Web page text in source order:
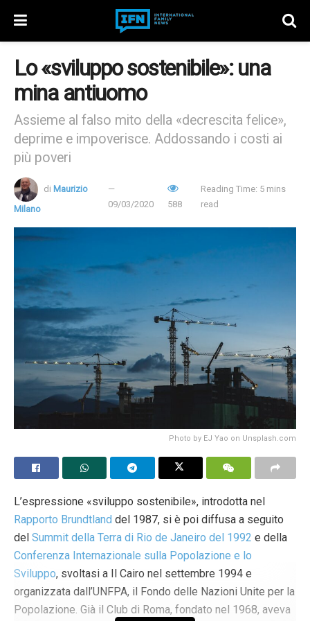
Lo «sviluppo sostenibile»: una
mina antiuomo
Assieme al falso mito della «decrescita felice»,
deprime e impoverisce. Addossando i costi ai
più poveri
di Maurizio
Milano
09/03/2020 588
Reading Time: 5 mins
read
Photo by EJ Yao on Unsplash.com
L’espressione «sviluppo sostenibile», introdotta nel
Rapporto Brundtland del 1987, si è poi diffusa a seguito
del Summit della Terra di Rio de Janeiro del 1992 e della
Conferenza Internazionale sulla Popolazione e lo
Sviluppo, svoltasi a Il Cairo nel settembre 1994 e
organizzata dall’UNFPA, il Fondo delle Nazioni Unite per la
Popolazione. Già il Club di Roma, fondato nel 1968, aveva